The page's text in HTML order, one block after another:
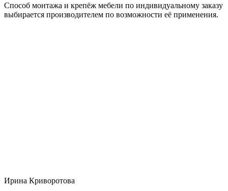
Способ монтажа и крепёж мебели по индивидуальному заказу
выбирается производителем по возможности её применения.
Ирина Криворотова